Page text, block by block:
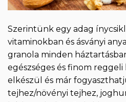
Szerintünk egy adag
vitaminokban és ásványi
granola minden
egészséges és finom
elkészül és már
tejhez/növényi tejhez,